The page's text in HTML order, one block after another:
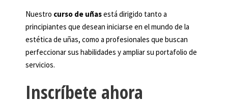
Nuestro curso de uñasestá dirigido tanto a
principiantes que desean iniciarse en el mundo de la
estética de uñas, como a profesionales que buscan
perfeccionar sus habilidades y ampliar su portafolio de
servicios.
Inscríbete ahora